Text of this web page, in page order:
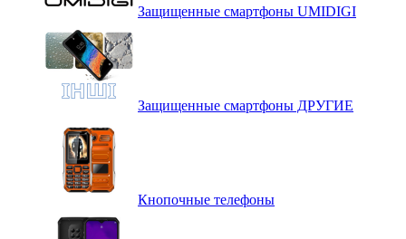
Защищенные смартфоны UMIDIGI
Защищенные смартфоны ДРУГИЕ
Кнопочные телефоны